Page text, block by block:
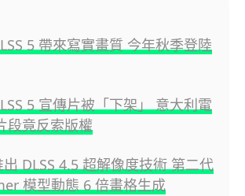
5 帶來寫實畫質 今年秋季登陸
5 宣傳片被「下架」 意大利電
段竟反索版權
DLSS 4.5 超解像度技術 第二代
模型動態 6 倍畫格生成